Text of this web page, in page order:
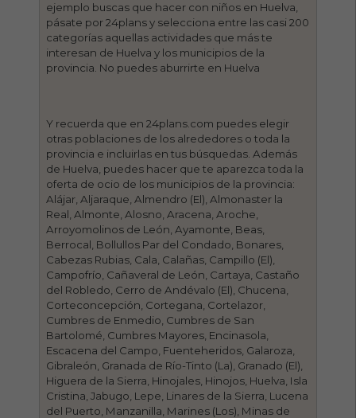
ejemplo buscas que hacer con niños en Huelva,
pásate por 24plans y selecciona entre las casi 200
categorías aquellas actividades que más te
interesan de Huelva y los municipios de la
provincia. No puedes aburrirte en Huelva
Y recuerda que en 24plans.com puedes elegir
otras poblaciones de los alrededores o toda la
provincia e incluirlas en tus búsquedas. Además
de Huelva, puedes hacer que te aparezca toda la
oferta de ocio de los municipios de la provincia:
Alájar, Aljaraque, Almendro (El), Almonaster la
Real, Almonte, Alosno, Aracena, Aroche,
Arroyomolinos de León, Ayamonte, Beas,
Berrocal, Bollullos Par del Condado, Bonares,
Cabezas Rubias, Cala, Calañas, Campillo (El),
Campofrío, Cañaveral de León, Cartaya, Castaño
del Robledo, Cerro de Andévalo (El), Chucena,
Corteconcepción, Cortegana, Cortelazor,
Cumbres de Enmedio, Cumbres de San
Bartolomé, Cumbres Mayores, Encinasola,
Escacena del Campo, Fuenteheridos, Galaroza,
Gibraleón, Granada de Río-Tinto (La), Granado (El),
Higuera de la Sierra, Hinojales, Hinojos, Huelva, Isla
Cristina, Jabugo, Lepe, Linares de la Sierra, Lucena
del Puerto, Manzanilla, Marines (Los), Minas de